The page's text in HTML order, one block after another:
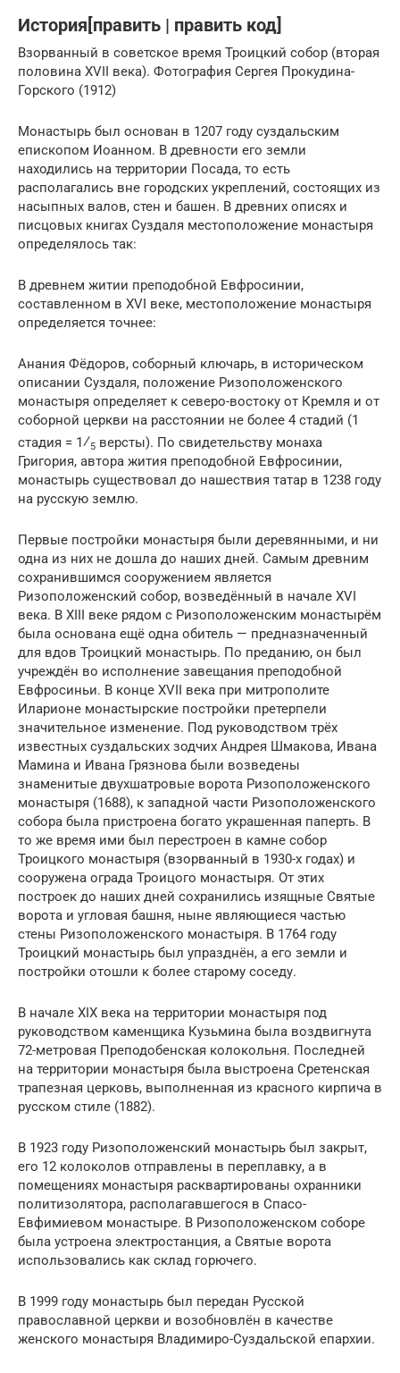
История[править | править код]
Взорванный в советское время Троицкий собор (вторая
половина XVII века). Фотография Сергея Прокудина-
Горского (1912)
Монастырь был основан в 1207 году суздальским
епископом Иоанном. В древности его земли
находились на территории Посада, то есть
располагались вне городских укреплений, состоящих из
насыпных валов, стен и башен. В древних описях и
писцовых книгах Суздаля местоположение монастыря
определялось так:
В древнем житии преподобной Евфросинии,
составленном в XVI веке, местоположение монастыря
определяется точнее:
Анания Фёдоров, соборный ключарь, в историческом
описании Суздаля, положение Ризоположенского
монастыря определяет к северо-востоку от Кремля и от
соборной церкви на расстоянии не более 4 стадий (1
стадия = 1⁄5 версты). По свидетельству монаха
Григория, автора жития преподобной Евфросинии,
монастырь существовал до нашествия татар в 1238 году
на русскую землю.
Первые постройки монастыря были деревянными, и ни
одна из них не дошла до наших дней. Самым древним
сохранившимся сооружением является
Ризоположенский собор, возведённый в начале XVI
века. В XIII веке рядом с Ризоположенским монастырём
была основана ещё одна обитель — предназначенный
для вдов Троицкий монастырь. По преданию, он был
учреждён во исполнение завещания преподобной
Евфросиньи. В конце XVII века при митрополите
Иларионе монастырские постройки претерпели
значительное изменение. Под руководством трёх
известных суздальских зодчих Андрея Шмакова, Ивана
Мамина и Ивана Грязнова были возведены
знаменитые двухшатровые ворота Ризоположенского
монастыря (1688), к западной части Ризоположенского
собора была пристроена богато украшенная паперть. В
то же время ими был перестроен в камне собор
Троицкого монастыря (взорванный в 1930-х годах) и
сооружена ограда Троицого монастыря. От этих
построек до наших дней сохранились изящные Святые
ворота и угловая башня, ныне являющиеся частью
стены Ризоположенского монастыря. В 1764 году
Троицкий монастырь был упразднён, а его земли и
постройки отошли к более старому соседу.
В начале XIX века на территории монастыря под
руководством каменщика Кузьмина была воздвигнута
72-метровая Преподобенская колокольня. Последней
на территории монастыря была выстроена Сретенская
трапезная церковь, выполненная из красного кирпича в
русском стиле (1882).
В 1923 году Ризоположенский монастырь был закрыт,
его 12 колоколов отправлены в переплавку, а в
помещениях монастыря расквартированы охранники
политизолятора, располагавшегося в Спасо-
Евфимиевом монастыре. В Ризоположенском соборе
была устроена электростанция, а Святые ворота
использовались как склад горючего.
В 1999 году монастырь был передан Русской
православной церкви и возобновлён в качестве
женского монастыря Владимиро-Суздальской епархии.